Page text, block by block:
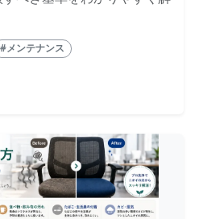
#メンテナンス